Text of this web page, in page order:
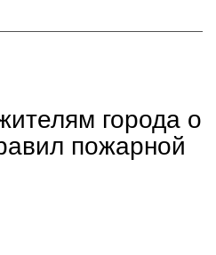
города о
пожарной